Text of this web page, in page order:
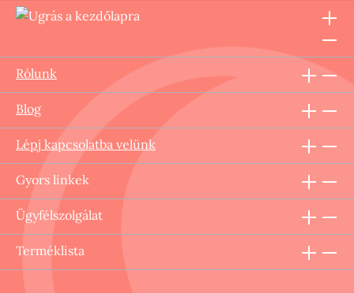
Rólunk
Blog
Lépj kapcsolatba velünk
Gyors linkek
Ügyfélszolgálat
Terméklista